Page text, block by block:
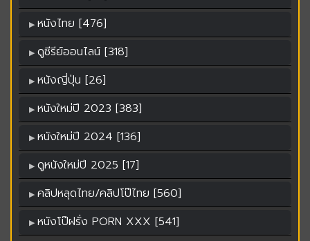
หนังไทย [476]
ดูซีรีย์ออนไลน์ [318]
หนังญี่ปุ่น [26]
หนังใหม่ปี 2023 [383]
หนังใหม่ปี 2024 [136]
ดูหนังใหม่ปี 2025 [17]
คลิปหลุดไทย/คลิปโป๊ไทย [560]
หนังโป๊ฝรั่ง PORN XXX [541]